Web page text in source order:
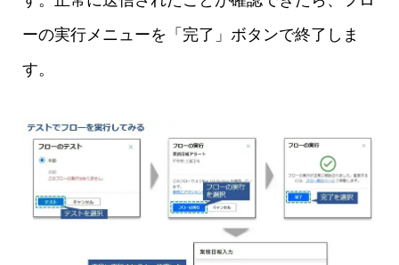
ーの実行メニューを「完了」ボタンで終了しま
す。